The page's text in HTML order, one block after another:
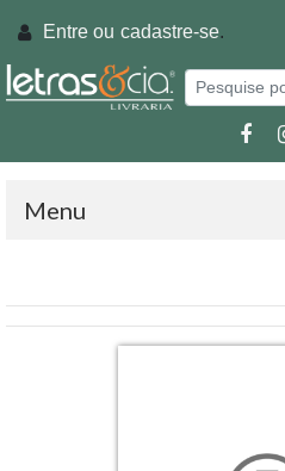
Entre ou cadastre-se.
Menu